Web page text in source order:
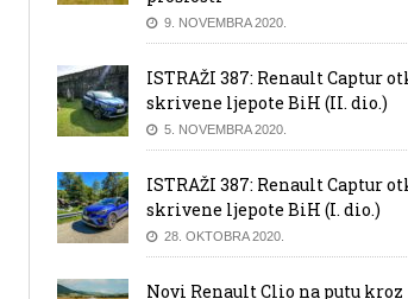
9. NOVEMBRA 2020.
ISTRAŽI 387: Renault Captur
skrivene ljepote BiH (II. dio.)
5. NOVEMBRA 2020.
ISTRAŽI 387: Renault Captur
skrivene ljepote BiH (I. dio.)
28. OKTOBRA 2020.
Novi Renault Clio na putu kroz